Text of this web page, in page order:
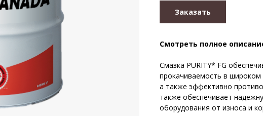
Заказать
Смотреть полное
Смазка PURITY* FG
прокачиваемость в широком
а также эффективно
также обеспечивает
оборудования от износа и